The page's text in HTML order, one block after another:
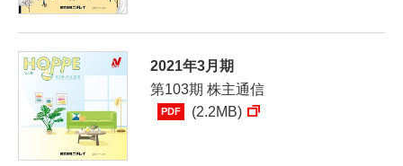
2021年3月期
第103期 株主通信
PDF (2.2MB)